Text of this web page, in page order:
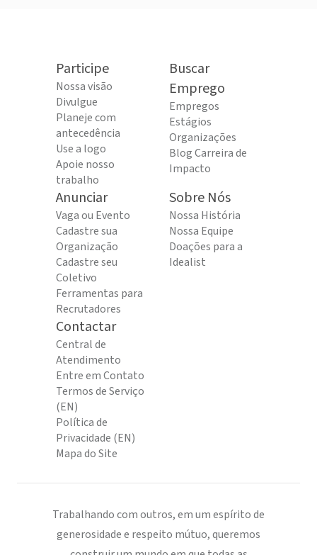
Participe
Nossa visão
Divulgue
Planeje com
antecedência
Use a logo
Apoie nosso
trabalho
Buscar
Emprego
Empregos
Estágios
Organizações
Blog Carreira de
Impacto
Anunciar
Vaga ou Evento
Cadastre sua
Organização
Cadastre seu
Coletivo
Ferramentas para
Recrutadores
Sobre Nós
Nossa História
Nossa Equipe
Doações para a
Idealist
Contactar
Central de
Atendimento
Entre em Contato
Termos de Serviço
(EN)
Política de
Privacidade (EN)
Mapa do Site
Trabalhando com outros, em um espírito de
generosidade e respeito mútuo, queremos